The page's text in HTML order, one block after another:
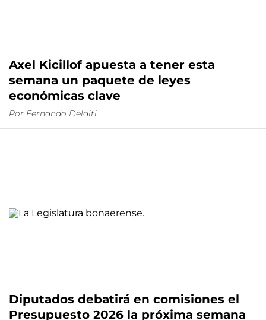
Axel Kicillof apuesta a tener esta
semana un paquete de leyes
económicas clave
Por Fernando Delaiti
Diputados debatirá en comisiones el
Presupuesto 2026 la próxima semana